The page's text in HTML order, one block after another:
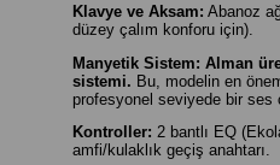
Klavye ve Aksam: Abanoz
düzey çalım konforu için).
Manyetik Sistem: Alman
sistemi. Bu, modelin en
profesyonel seviyede bir ses
Kontroller: 2 bantlı EQ
amfi/kulaklık geçiş anahtarı.